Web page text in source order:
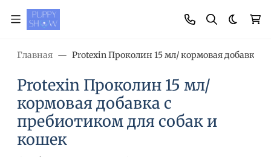
Главная Protexin Проколин 15 мл/ кормовая добавка
Protexin Проколин 15 мл/
кормовая добавка с
пребиотиком для собак и
кошек